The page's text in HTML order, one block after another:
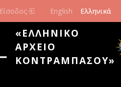
Είσοδος English Ελληνικά
«ΕΛΛΗΝΙΚΌ
ΑΡΧΕΊΟ
ΚΟΝΤΡΑΜΠΆΣΟΥ»